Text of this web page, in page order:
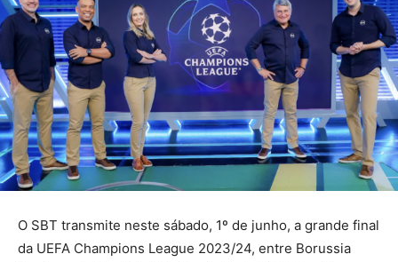
O SBT transmite neste sábado, 1º de junho, a grande final
da UEFA Champions League 2023/24, entre Borussia